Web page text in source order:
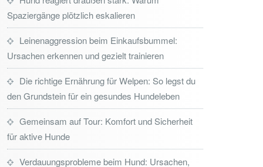
Spaziergänge plötzlich eskalieren
Leinenaggression beim Einkaufsbummel:
Ursachen erkennen und gezielt trainieren
Die richtige Ernährung für Welpen: So legst du
den Grundstein für ein gesundes Hundeleben
Gemeinsam auf Tour: Komfort und Sicherheit
für aktive Hunde
Verdauungsprobleme beim Hund: Ursachen,